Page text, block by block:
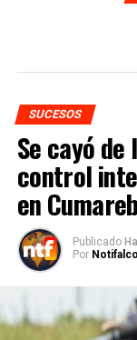
SUCESOS
Se cayó
control
en
Publicado
Por